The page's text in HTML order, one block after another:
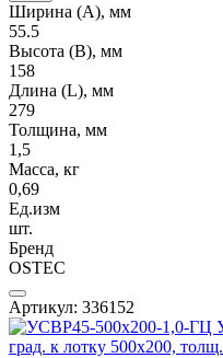
Ширина (А), мм
55.5
Высота (В), мм
158
Длина (L), мм
279
Толщина, мм
1,5
Масса, кг
0,69
Ед.изм
шт.
Бренд
OSTEC
Артикул: 336152